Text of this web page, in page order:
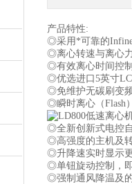
产品特性:
◎采用*可靠的
◎离心转速与离心
◎有效离心时间控
◎优选进口5英寸
◎免维护无碳刷变
◎瞬时离心（Flash
◎全新创新式电控
◎高强度的主机及
◎升降速实时显示
◎单钮旋动控制，
◎强制通风降温及